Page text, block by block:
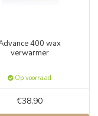
400 wax
verwarmer
Op voorraad
€38,90